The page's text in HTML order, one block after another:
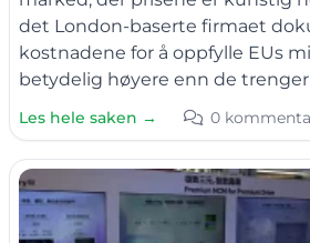
det London-baserte firmaet
kostnadene for å oppfylle EUs
betydelig høyere enn de
Les hele saken → 0